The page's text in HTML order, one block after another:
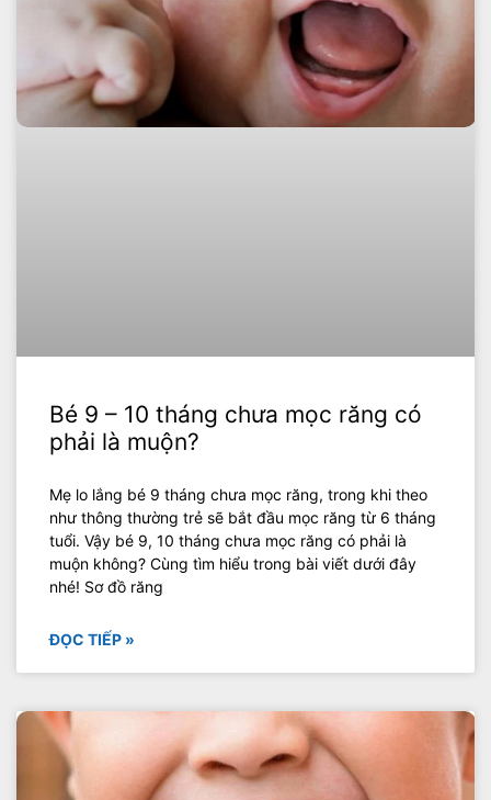
Bé 9 – 10 tháng chưa mọc răng có
phải là muộn?
Mẹ lo lắng bé 9 tháng chưa mọc răng, trong khi theo
như thông thường trẻ sẽ bắt đầu mọc răng từ 6 tháng
tuổi. Vậy bé 9, 10 tháng chưa mọc răng có phải là
muộn không? Cùng tìm hiểu trong bài viết dưới đây
nhé! Sơ đồ răng
ĐỌC TIẾP »